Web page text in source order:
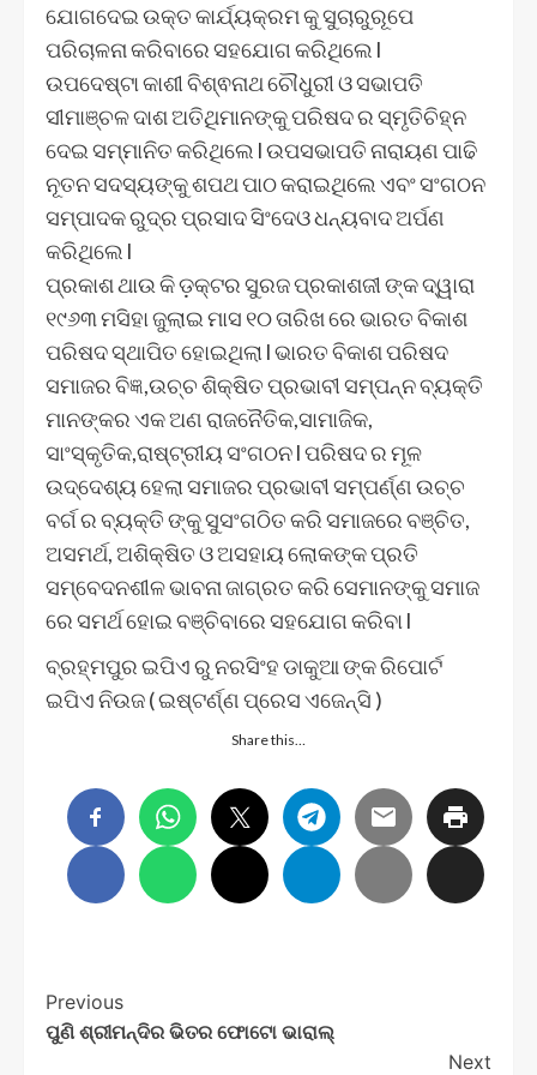
ଯୋଗଦେଇ ଉକ୍ତ କାର୍ଯ୍ୟକ୍ରମ କୁ ସୁଚାରୁରୂପେ
ପରିଚାଳନା କରିବାରେ ସହଯୋଗ କରିଥିଲେ l
ଉପଦେଷ୍ଟା କାଶୀ ବିଶ୍ଵନାଥ ଚୌଧୁରୀ ଓ ସଭାପତି
ସୀମାଞ୍ଚଳ ଦାଶ ଅତିଥିମାନଙ୍କୁ ପରିଷଦ ର ସ୍ମୃତିଚିହ୍ନ
ଦେଇ ସମ୍ମାନିତ କରିଥିଲେ l ଉପସଭାପତି ନାରାୟଣ ପାଢି
ନୂତନ ସଦସ୍ୟଙ୍କୁ ଶପଥ ପାଠ କରାଇଥିଲେ ଏବଂ ସଂଗଠନ
ସମ୍ପାଦକ ରୁଦ୍ର ପ୍ରସାଦ ସିଂଦେଓ ଧନ୍ୟବାଦ ଅର୍ପଣ
କରିଥିଲେ l
ପ୍ରକାଶ ଥାଉ କି ଡ଼କ୍ଟର ସୁରଜ ପ୍ରକାଶଜୀ ଙ୍କ ଦ୍ୱାରା
୧୯୬୩ ମସିହା ଜୁଲାଇ ମାସ ୧୦ ତାରିଖ ରେ ଭାରତ ବିକାଶ
ପରିଷଦ ସ୍ଥାପିତ ହୋଇଥିଲା l ଭାରତ ବିକାଶ ପରିଷଦ
ସମାଜର ବିଜ୍ଞ,ଉଚ୍ଚ ଶିକ୍ଷିତ ପ୍ରଭାବୀ ସମ୍ପନ୍ନ ବ୍ୟକ୍ତି
ମାନଙ୍କର ଏକ ଅଣ ରାଜନୈତିକ,ସାମାଜିକ,
ସାଂସ୍କୃତିକ,ରାଷ୍ଟ୍ରୀୟ ସଂଗଠନ l ପରିଷଦ ର ମୂଳ
ଉଦ୍ଦେଶ୍ୟ ହେଲା ସମାଜର ପ୍ରଭାବୀ ସମ୍ପର୍ଣ୍ଣ ଉଚ୍ଚ
ବର୍ଗ ର ବ୍ୟକ୍ତି ଙ୍କୁ ସୁସଂଗଠିତ କରି ସମାଜରେ ବଞ୍ଚିତ,
ଅସମର୍ଥ, ଅଶିକ୍ଷିତ ଓ ଅସହାୟ ଲୋକଙ୍କ ପ୍ରତି
ସମ୍ବେଦନଶୀଳ ଭାବନା ଜାଗ୍ରତ କରି ସେମାନଙ୍କୁ ସମାଜ
ରେ ସମର୍ଥ ହୋଇ ବଞ୍ଚିବାରେ ସହଯୋଗ କରିବା l
ବ୍ରହ୍ମପୁର ଇପିଏ ରୁ ନରସିଂହ ଡାକୁଆ ଙ୍କ ରିପୋର୍ଟ
ଇପିଏ ନିଉଜ ( ଇଷ୍ଟର୍ଣ୍ଣ ପ୍ରେସ ଏଜେନ୍ସି )
Share this…
Post
Navigation
Previous
ପୁଣି ଶ୍ରୀମନ୍ଦିର ଭିତର ଫୋଟୋ ଭାରାଲ୍
Next